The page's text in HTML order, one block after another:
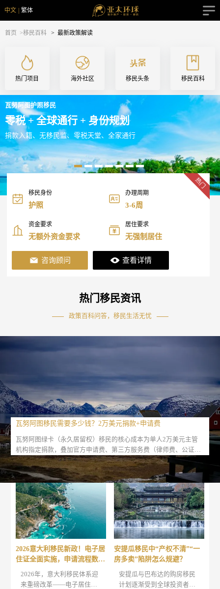
中文 繁体
首页 >移民百科 > 最新政策解读
热门项目 海外社区 移民头条 移民百科
瓦努阿图护照移民
零税 + 全球通行 + 身份规划
捐款入籍、无移民监、零税天堂、全家通行
热门
移民身份
护照
办理周期
3-6周
资金要求
无额外资金要求
居住要求
无强制居住
咨询顾问 查看详情
热门移民资讯
政策百科问答，移民生活无忧
瓦努阿图移民需要多少钱？2万美元捐款+申请费
瓦努阿图绿卡（永久居留权）移民的核心成本为单人2万美元主管
机构指定捐款，叠加官方申请费、第三方服务费（律师费、公证翻
译费等）后，单人总花费约14万人民币（以实时汇率为准）。该项
目以低成本、1-2个月快速获批、无强制登陆要求等优势，成为全球
性价比突出的永居解决方案，适合寻求海外身份规划、简化国际出
行或资产配置的人士。亚太环球移民凭借多年项目实操经验，可提
供专业的资格评估与全程申请协助，确保流程合规高效。
2026意大利移民新政！电子居
住证全面实施，申请流程数字
2026年，意大利移民体系迎
来重磅改革——电子居住证
安提瓜移民中“产权不清”“一
房多卖”陷阱怎么规避？
安提瓜与巴布达的购房移民
计划逐渐受到全球投资者的